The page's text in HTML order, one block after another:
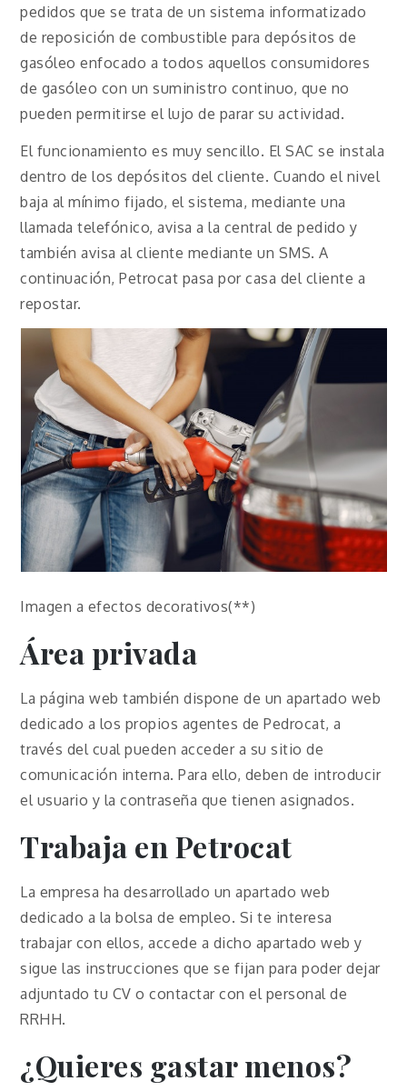
pedidos que se trata de un sistema informatizado
de reposición de combustible para depósitos de
gasóleo enfocado a todos aquellos consumidores
de gasóleo con un suministro continuo, que no
pueden permitirse el lujo de parar su actividad.
El funcionamiento es muy sencillo. El SAC se instala
dentro de los depósitos del cliente. Cuando el nivel
baja al mínimo fijado, el sistema, mediante una
llamada telefónico, avisa a la central de pedido y
también avisa al cliente mediante un SMS. A
continuación, Petrocat pasa por casa del cliente a
repostar.
Imagen a efectos decorativos(**)
Área privada
La página web también dispone de un apartado web
dedicado a los propios agentes de Pedrocat, a
través del cual pueden acceder a su sitio de
comunicación interna. Para ello, deben de introducir
el usuario y la contraseña que tienen asignados.
Trabaja en Petrocat
La empresa ha desarrollado un apartado web
dedicado a la bolsa de empleo. Si te interesa
trabajar con ellos, accede a dicho apartado web y
sigue las instrucciones que se fijan para poder dejar
adjuntado tu CV o contactar con el personal de
RRHH.
¿Quieres gastar menos?